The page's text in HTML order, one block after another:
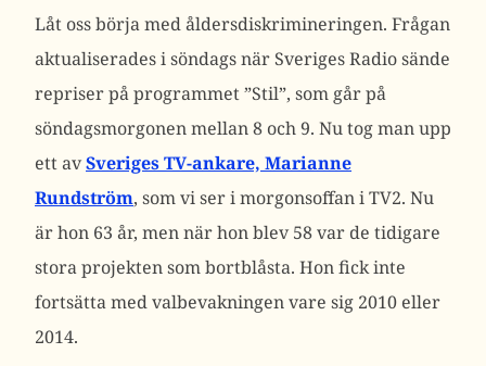
Låt oss börja med åldersdiskrimineringen. Frågan
aktualiserades i söndags när Sveriges Radio sände
repriser på programmet ”Stil”, som går på
söndagsmorgonen mellan 8 och 9. Nu tog man upp
ett avSveriges TV-ankare, Marianne
Rundström, som vi ser i morgonsoffan i TV2. Nu
är hon 63 år, men när hon blev 58 var de tidigare
stora projekten som bortblåsta. Hon fick inte
fortsätta med valbevakningen vare sig 2010 eller
2014.